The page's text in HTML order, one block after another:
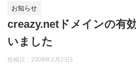
お知らせ
creazy.netドメインの有
いました
投稿日： 2008年2月23日